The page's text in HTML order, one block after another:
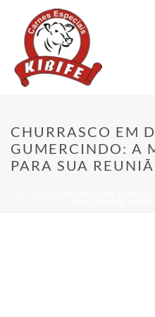
CHURRASCO EM
GUMERCINDO: A
PARA SUA